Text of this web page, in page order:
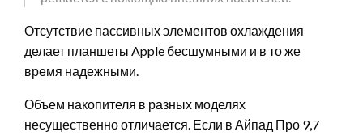
Отсутствие пассивных элементов охлаждения
делает планшеты Apple бесшумными и в то же
время надежными.
Объем накопителя в разных моделях
несущественно отличается. Если в Айпад Про 9,7